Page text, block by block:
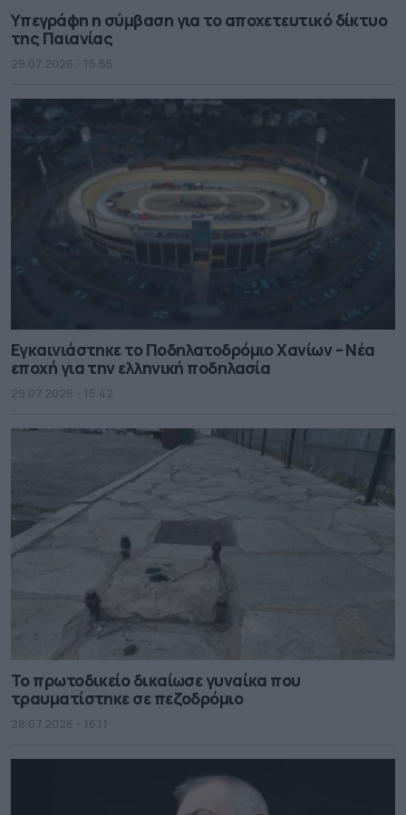
Υπεγράφη η σύμβαση για το αποχετευτικό δίκτυο
της Παιανίας
29.07.2026 - 15.55
Εγκαινιάστηκε το Ποδηλατοδρόμιο Χανίων – Νέα
εποχή για την ελληνική ποδηλασία
29.07.2026 - 15.42
Το πρωτοδικείο δικαίωσε γυναίκα που
τραυματίστηκε σε πεζοδρόμιο
28.07.2026 - 16.11